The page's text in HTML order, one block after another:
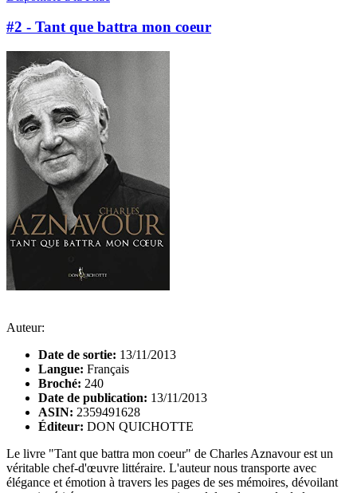
#2 - Tant que battra mon coeur
Auteur:
Date de sortie: 13/11/2013
Langue: Français
Broché: 240
Date de publication: 13/11/2013
ASIN: 2359491628
Éditeur: DON QUICHOTTE
Le livre "Tant que battra mon coeur" de Charles Aznavour est un
véritable chef-d'œuvre littéraire. L'auteur nous transporte avec
élégance et émotion à travers les pages de ses mémoires, dévoilant